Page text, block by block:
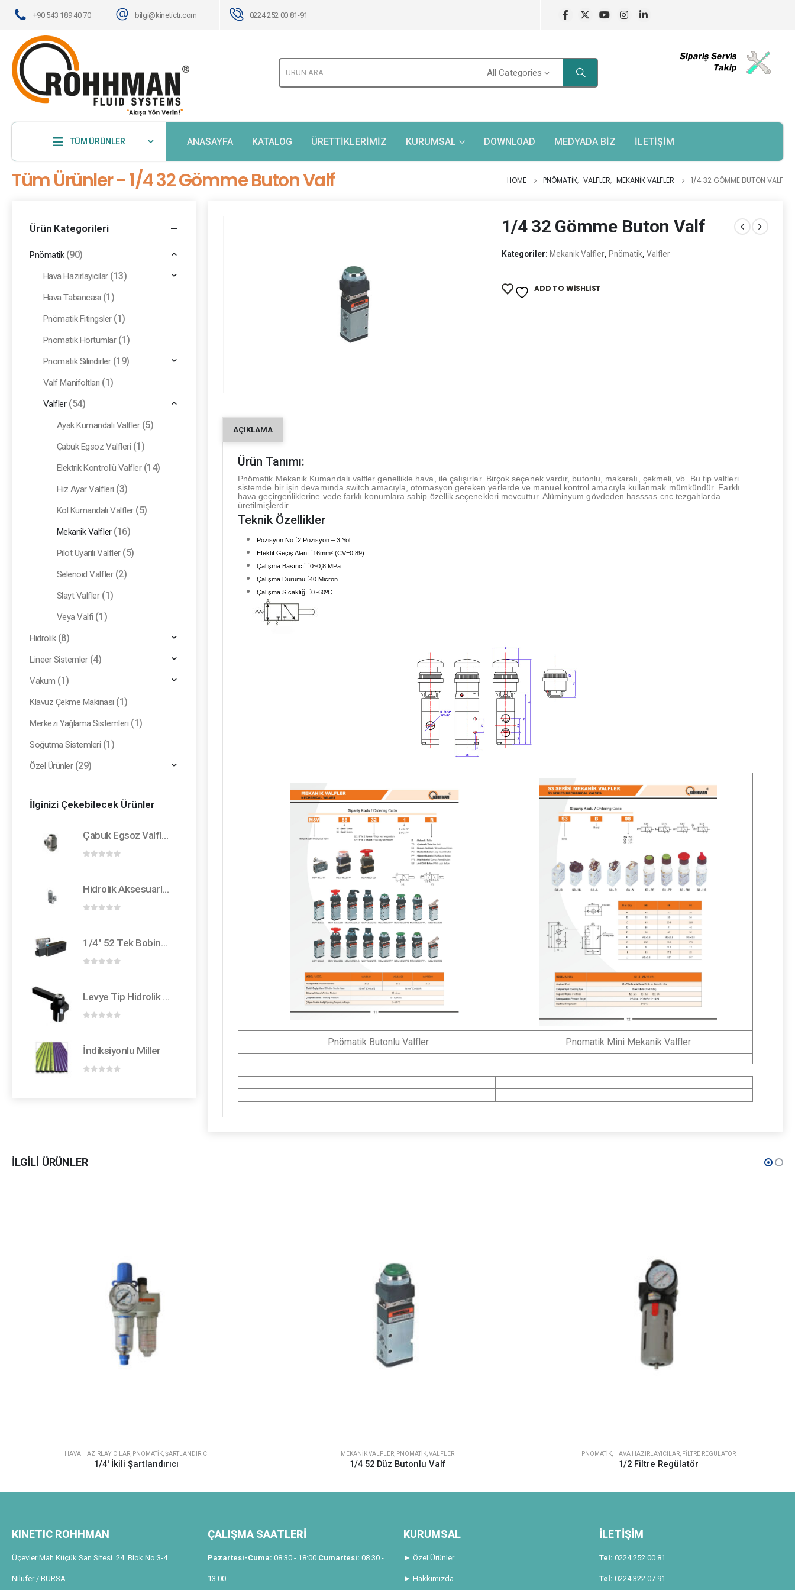
+90 543 189 40 70 bilgi@kinetictr.com 0224 252 00 81-91
All Categories
TÜM ÜRÜNLER ANASAYFA KATALOG ÜRETTİKLERİMİZ KURUMSAL DOWNLOAD MEDYADA BİZ İLETİŞİM
Tüm Ürünler - 1/4 32 Gömme Buton Valf HOME PNÖMATIK, VALFLER, MEKANIK VALFLER 1/4 32 GÖMME BUTON VALF
1/4 32 Gömme Buton Valf
Kategoriler: Mekanik Valfler, Pnömatik, Valfler
ADD TO WISHLIST
AÇIKLAMA
Ürün Tanımı:
Pnömatik Mekanik Kumandalı valfler genellikle hava, ile çalışırlar. Birçok seçenek vardır, butonlu, makaralı, çekmeli, vb. Bu tip valfleri
sistemde bir işin devamında switch amacıyla, otomasyon gereken yerlerde ve manuel kontrol amacıyla kullanmak mümkündür. Farklı
hava geçirgenliklerine vede farklı konumlara sahip özellik seçenekleri mevcuttur. Alüminyum gövdeden hasssas cnc tezgahlarda
üretilmişlerdir.
Teknik Özellikler
Pozisyon No :2 Pozisyon – 3 Yol
Efektif Geçiş Alanı :16mm² (CV=0,89)
Çalışma Basıncı: :0~0,8 MPa
Çalışma Durumu :40 Micron
Çalışma Sıcaklığı :0~60ºC
Pnömatik Butonlu Valfler Pnomatik Mini Mekanik Valfler
Ürün Kategorileri
Pnömatik (90)
Hava Hazırlayıcılar (13)
Hava Tabancası (1)
Pnömatik Fitingsler (1)
Pnömatik Hortumlar (1)
Pnömatik Silindirler (19)
Valf Manifoltları (1)
Valfler (54)
Ayak Kumandalı Valfler (5)
Çabuk Egsoz Valfleri (1)
Elektrik Kontrollü Valfler (14)
Hız Ayar Valfleri (3)
Kol Kumandalı Valfler (5)
Mekanik Valfler (16)
Pilot Uyarılı Valfler (5)
Selenoid Valfler (2)
Slayt Valfler (1)
Veya Valfi (1)
Hidrolik (8)
Lineer Sistemler (4)
Vakum (1)
Klavuz Çekme Makinası (1)
Merkezi Yağlama Sistemleri (1)
Soğutma Sistemleri (1)
Özel Ürünler (29)
İlginizi Çekebilecek Ürünler
Çabuk Egsoz Valfleri
Hidrolik Aksesuarlar
1/4" 52 Tek Bobin Namur Valf B.G.
Levye Tip Hidrolik Döner Klemp
İndiksiyonlu Miller
İLGILI ÜRÜNLER
HAVA HAZIRLAYICILAR, PNÖMATIK, ŞARTLANDIRICI
1/4′ İkili Şartlandırıcı
MEKANIK VALFLER, PNÖMATIK, VALFLER
1/4 52 Düz Butonlu Valf
PNÖMATIK, HAVA HAZIRLAYICILAR, FILTRE REGÜLATÖR
1/2 Filtre Regülatör
KINETIC ROHHMAN
Üçevler Mah.Küçük San.Sitesi 24. Blok No:3-4
Nilüfer / BURSA
ÇALIŞMA SAATLERİ
Pazartesi-Cuma: 08:30 - 18:00 Cumartesi: 08.30 -
13.00
KURUMSAL
► Özel Ürünler
► Hakkımızda
İLETİŞİM
Tel: 0224 252 00 81
Tel: 0224 322 07 91